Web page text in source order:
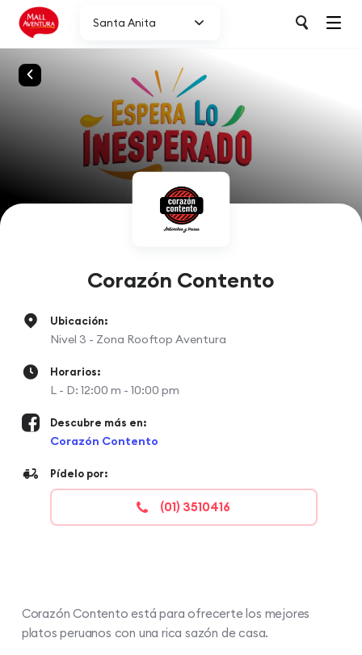
Santa Anita
Corazón Contento
Ubicación:
Nivel 3 - Zona Rooftop Aventura
Horarios:
L - D: 12:00 m - 10:00 pm
Descubre más en:
Corazón Contento
Pídelo por:
(01) 3510416
Corazón Contento está para ofrecerte los mejores
platos peruanos con una rica sazón de casa.